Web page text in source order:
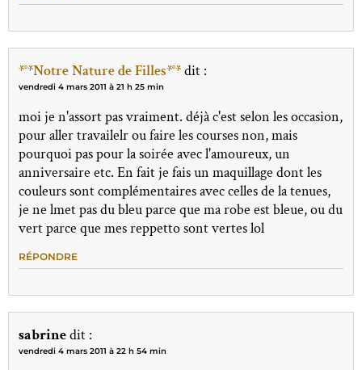
*°*Notre Nature de Filles*°*dit :
vendredi 4 mars 2011 à 21 h 25 min
moi je n'assort pas vraiment. déjà c'est selon les occasion,
pour aller travailelr ou faire les courses non, mais
pourquoi pas pour la soirée avec l'amoureux, un
anniversaire etc. En fait je fais un maquillage dont les
couleurs sont complémentaires avec celles de la tenues,
je ne lmet pas du bleu parce que ma robe est bleue, ou du
vert parce que mes reppetto sont vertes lol
RÉPONDRE
sabrinedit :
vendredi 4 mars 2011 à 22 h 54 min